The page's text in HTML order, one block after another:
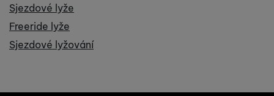
Sjezdové lyže
Freeride lyže
Sjezdové lyžování